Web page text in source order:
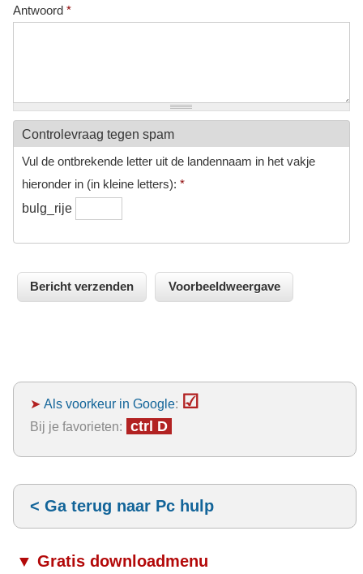
Antwoord *
Controlevraag tegen spam
Vul de ontbrekende letter uit de landennaam in het vakje
hieronder in (in kleine letters): *
bulg_rije
➤ Als voorkeur in Google: ☑
Bij je favorieten: ctrl D
< Ga terug naar Pc hulp
▼ Gratis downloadmenu